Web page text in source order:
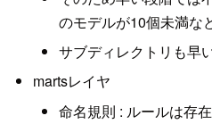
のモデルが10個未満な
サブディレクトリも早
martsレイヤ
命名規則 : ルールは存